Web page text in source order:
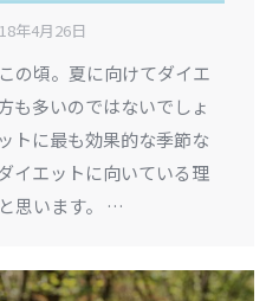
年4月26日
の頃。夏に向けてダイエ
も多いのではないでしょ
トに最も効果的な季節な
イエットに向いている理
思います。 …